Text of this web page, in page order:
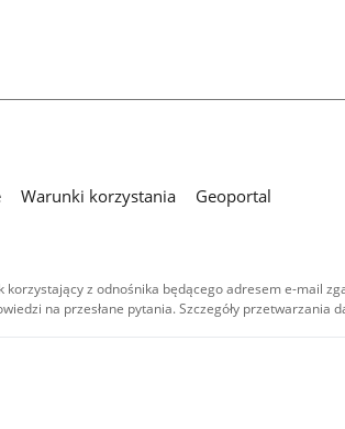
Warunki korzystania
Geoportal
z odnośnika będącego adresem e-mail
na przesłane pytania. Szczegóły przetwarzania
i wideo,
-